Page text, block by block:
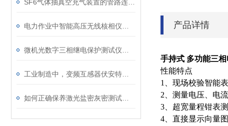
产品详情
手持式 多功能三
性能特点
1、现场校验智能
2、测量电压、电
3、超宽量程钳表
4、直接显示向量